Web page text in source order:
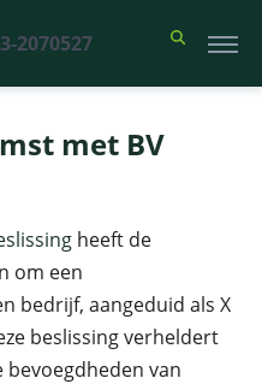
2070527
>Rabobank mag
met BV
heeft de
om een
bedrijf, aangeduid als X
beslissing verheldert
van